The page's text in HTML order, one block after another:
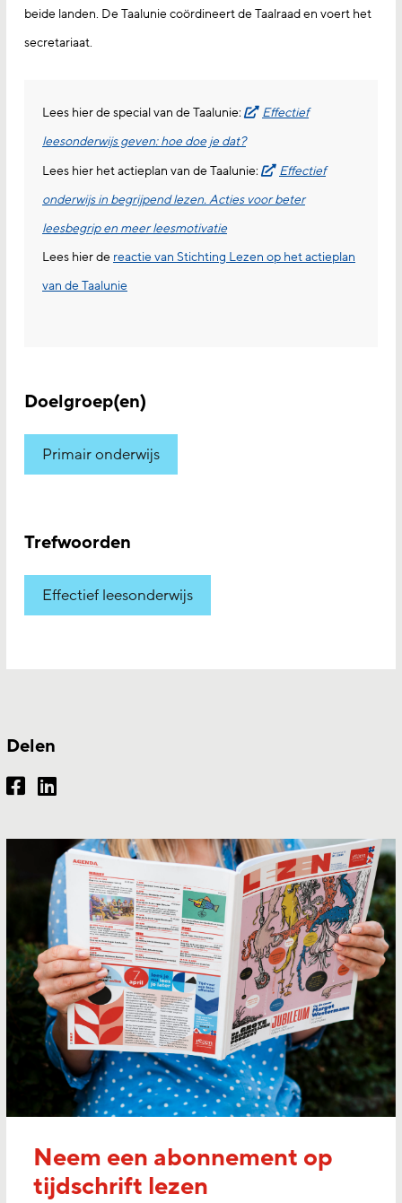
beide landen. De Taalunie coördineert de Taalraad en voert het
secretariaat.
Lees hier de special van de Taalunie:
Effectief
leesonderwijs geven: hoe doe je dat?
Lees hier het actieplan van de Taalunie:
Effectief
onderwijs in begrijpend lezen. Acties voor beter
leesbegrip en meer leesmotivatie
Lees hier de reactie van Stichting Lezen op het actieplan
van de Taalunie
Doelgroep(en)
Primair onderwijs
Trefwoorden
Effectief leesonderwijs
Delen
Neem een abonnement op
tijdschrift lezen